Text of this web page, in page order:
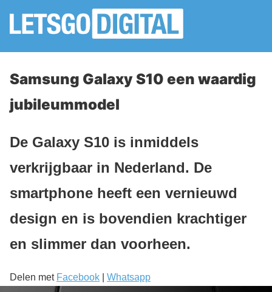
Samsung Galaxy S10 een waardig
jubileummodel
De Galaxy S10 is inmiddels
verkrijgbaar in Nederland. De
smartphone heeft een vernieuwd
design en is bovendien krachtiger
en slimmer dan voorheen.
Delen met Facebook Whatsapp